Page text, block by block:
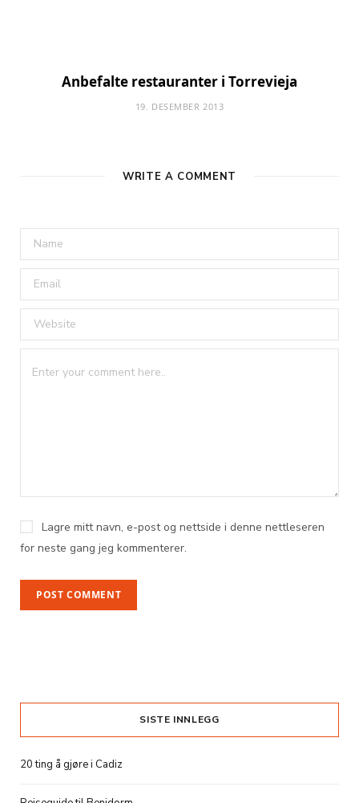
Anbefalte restauranter i Torrevieja
19. DESEMBER 2013
WRITE A COMMENT
Lagre mitt navn, e-post og nettside i denne nettleseren
for neste gang jeg kommenterer.
SISTE INNLEGG
20 ting å gjøre i Cadiz